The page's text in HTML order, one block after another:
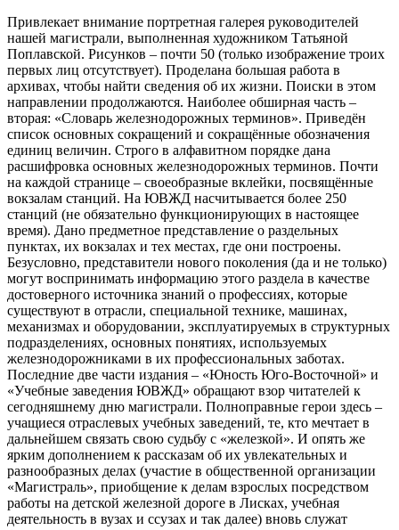
Привлекает внимание портретная галерея руководителей
нашей магистрали, выполненная художником Татьяной
Поплавской. Рисунков – почти 50 (только изображение троих
первых лиц отсутствует). Проделана большая работа в
архивах, чтобы найти сведения об их жизни. Поиски в этом
направлении продолжаются. Наиболее обширная часть –
вторая: «Словарь железнодорожных терминов». Приведён
список основных сокращений и сокращённые обозначения
единиц величин. Строго в алфавитном порядке дана
расшифровка основных железнодорожных терминов. Почти
на каждой странице – своеобразные вклейки, посвящённые
вокзалам станций. На ЮВЖД насчитывается более 250
станций (не обязательно функционирующих в настоящее
время). Дано предметное представление о раздельных
пунктах, их вокзалах и тех местах, где они построены.
Безусловно, представители нового поколения (да и не только)
могут воспринимать информацию этого раздела в качестве
достоверного источника знаний о профессиях, которые
существуют в отрасли, специальной технике, машинах,
механизмах и оборудовании, эксплуатируемых в структурных
подразделениях, основных понятиях, используемых
железнодорожниками в их профессиональных заботах.
Последние две части издания – «Юность Юго-Восточной» и
«Учебные заведения ЮВЖД» обращают взор читателей к
сегодняшнему дню магистрали. Полноправные герои здесь –
учащиеся отраслевых учебных заведений, те, кто мечтает в
дальнейшем связать свою судьбу с «железкой». И опять же
ярким дополнением к рассказам об их увлекательных и
разнообразных делах (участие в общественной организации
«Магистраль», приобщение к делам взрослых посредством
работы на детской железной дороге в Лисках, учебная
деятельность в вузах и ссузах и так далее) вновь служат